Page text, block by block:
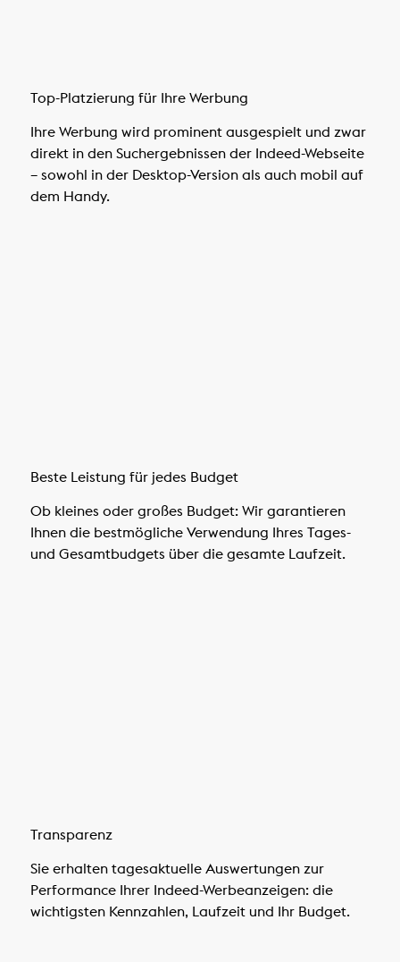
Top-Platzierung für Ihre Werbung
Ihre Werbung wird prominent ausgespielt und zwar
direkt in den Suchergebnissen der Indeed-Webseite
– sowohl in der Desktop-Version als auch mobil auf
dem Handy.
Beste Leistung für jedes Budget
Ob kleines oder großes Budget: Wir garantieren
Ihnen die bestmögliche Verwendung Ihres Tages-
und Gesamtbudgets über die gesamte Laufzeit.
Transparenz
Sie erhalten tagesaktuelle Auswertungen zur
Performance Ihrer Indeed-Werbeanzeigen: die
wichtigsten Kennzahlen, Laufzeit und Ihr Budget.